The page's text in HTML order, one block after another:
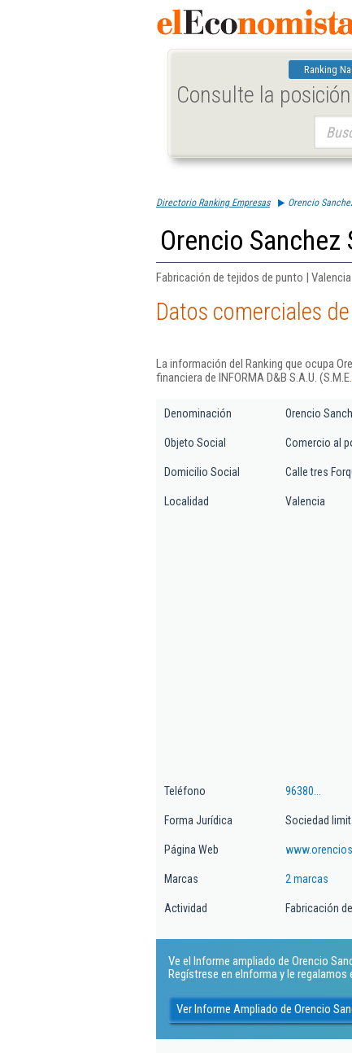
Ranking
Consulte la
Directorio Ranking Empresas Orencio
Orencio Sanchez
Fabricación de tejidos de punto | Valencia
Datos comerciales
La información del Ranking que ocupa
financiera de INFORMA D&B S.A.U.
Denominación Orencio
Objeto Social Comercio al
Domicilio Social Calle tres
Localidad Valencia
Teléfono 96380...
Forma Jurídica Sociedad
Página Web
Marcas 2 marcas
Actividad Fabricación
Ve el Informe ampliado de Orencio
Regístrese en eInforma y le
Ver Informe Ampliado de Orencio